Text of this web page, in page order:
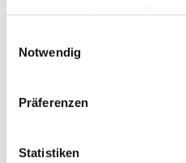
Notwendig
Präferenzen
Statistiken